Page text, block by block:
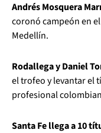
Andrés Mosquera
coronó campeón en
Medellín.
Rodallega y Daniel
el trofeo y levantar el
profesional
Santa Fe llega a 10